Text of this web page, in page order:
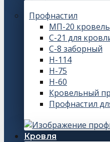
Профнастил
МП-20
С-21 для
С-8 заборный
Н-114
Н-75
Н-60
Кровельный
Профнастил
Кровля